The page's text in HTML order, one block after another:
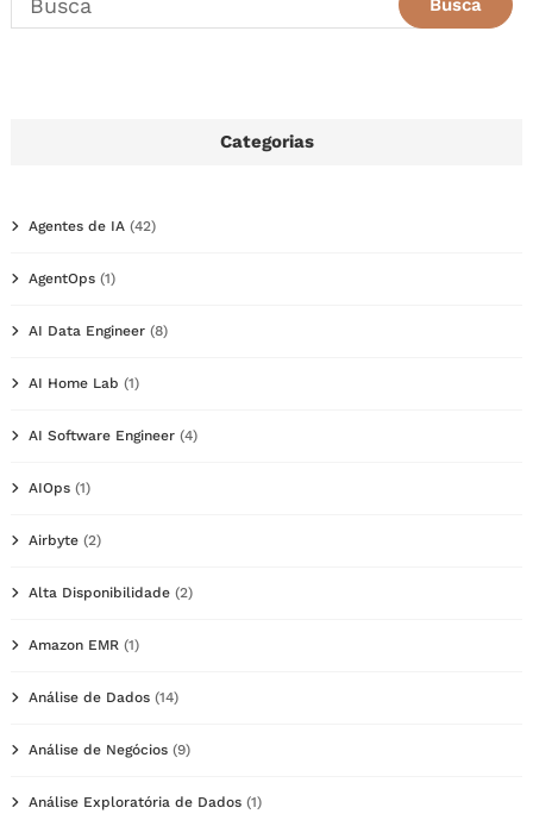
Categorias
Agentes de IA (42)
AgentOps (1)
AI Data Engineer (8)
AI Home Lab (1)
AI Software Engineer (4)
AIOps (1)
Airbyte (2)
Alta Disponibilidade (2)
Amazon EMR (1)
Análise de Dados (14)
Análise de Negócios (9)
Análise Exploratória de Dados (1)